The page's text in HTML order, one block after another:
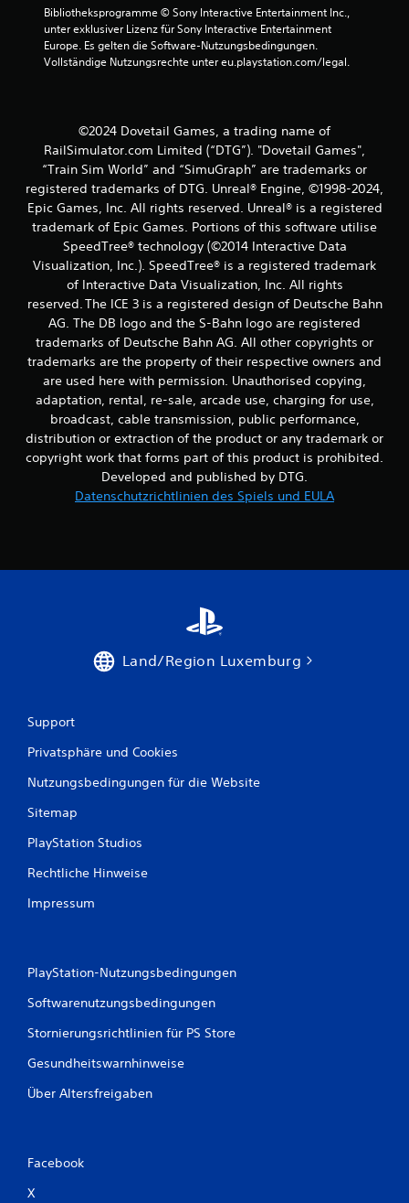
u
B
e
w
e
r
t
u
n
e
Bibliotheksprogramme © Sony Interactive Entertainment Inc.,
unter exklusiver Lizenz für Sony Interactive Entertainment
Europe. Es gelten die Software-Nutzungsbedingungen.
Vollständige Nutzungsrechte unter eu.playstation.com/legal.
©2024 Dovetail Games, a trading name of
RailSimulator.com Limited (“DTG”). "Dovetail Games",
“Train Sim World” and “SimuGraph” are trademarks or
registered trademarks of DTG. Unreal® Engine, ©1998-2024,
Epic Games, Inc. All rights reserved. Unreal® is a registered
trademark of Epic Games. Portions of this software utilise
SpeedTree® technology (©2014 Interactive Data
Visualization, Inc.). SpeedTree® is a registered trademark
of Interactive Data Visualization, Inc. All rights
reserved. The ICE 3 is a registered design of Deutsche Bahn
AG. The DB logo and the S-Bahn logo are registered
trademarks of Deutsche Bahn AG. All other copyrights or
trademarks are the property of their respective owners and
are used here with permission. Unauthorised copying,
adaptation, rental, re-sale, arcade use, charging for use,
broadcast, cable transmission, public performance,
distribution or extraction of the product or any trademark or
copyright work that forms part of this product is prohibited.
Developed and published by DTG.
Datenschutzrichtlinien des Spiels und EULA
Land/Region Luxemburg
Support
Privatsphäre und Cookies
Nutzungsbedingungen für die Website
Sitemap
PlayStation Studios
Rechtliche Hinweise
Impressum
PlayStation-Nutzungsbedingungen
Softwarenutzungsbedingungen
Stornierungsrichtlinien für PS Store
Gesundheitswarnhinweise
Über Altersfreigaben
Facebook
X